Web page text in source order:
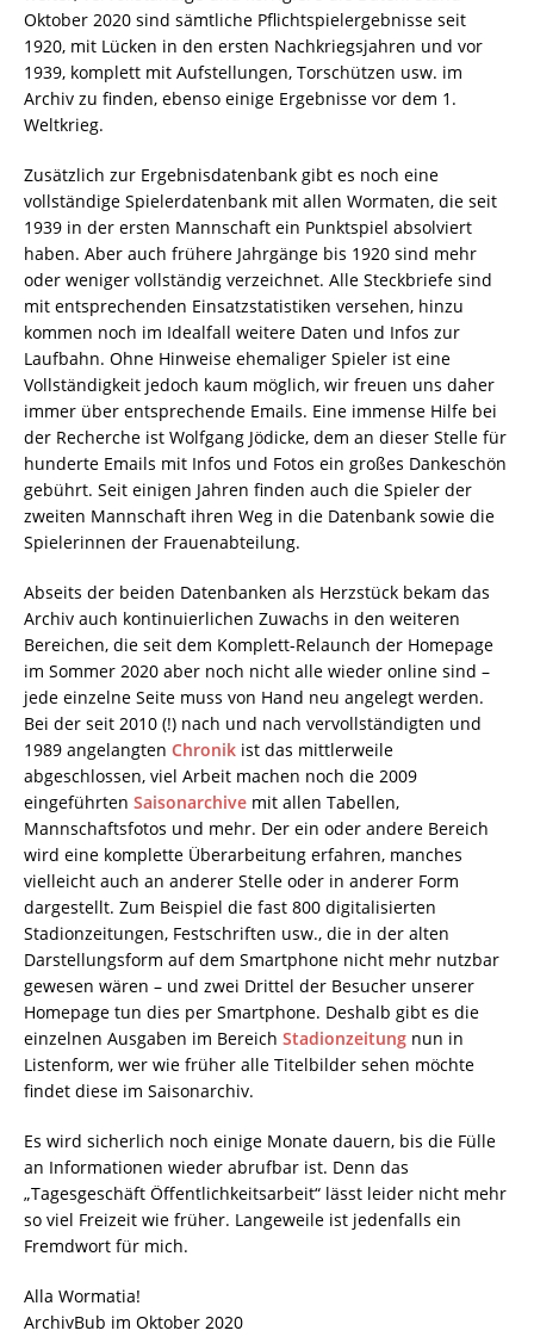
Oktober 2020 sind sämtliche Pflichtspielergebnisse seit
1920, mit Lücken in den ersten Nachkriegsjahren und vor
1939, komplett mit Aufstellungen, Torschützen usw. im
Archiv zu finden, ebenso einige Ergebnisse vor dem 1.
Weltkrieg.
Zusätzlich zur Ergebnisdatenbank gibt es noch eine
vollständige Spielerdatenbank mit allen Wormaten, die seit
1939 in der ersten Mannschaft ein Punktspiel absolviert
haben. Aber auch frühere Jahrgänge bis 1920 sind mehr
oder weniger vollständig verzeichnet. Alle Steckbriefe sind
mit entsprechenden Einsatzstatistiken versehen, hinzu
kommen noch im Idealfall weitere Daten und Infos zur
Laufbahn. Ohne Hinweise ehemaliger Spieler ist eine
Vollständigkeit jedoch kaum möglich, wir freuen uns daher
immer über entsprechende Emails. Eine immense Hilfe bei
der Recherche ist Wolfgang Jödicke, dem an dieser Stelle für
hunderte Emails mit Infos und Fotos ein großes Dankeschön
gebührt. Seit einigen Jahren finden auch die Spieler der
zweiten Mannschaft ihren Weg in die Datenbank sowie die
Spielerinnen der Frauenabteilung.
Abseits der beiden Datenbanken als Herzstück bekam das
Archiv auch kontinuierlichen Zuwachs in den weiteren
Bereichen, die seit dem Komplett-Relaunch der Homepage
im Sommer 2020 aber noch nicht alle wieder online sind –
jede einzelne Seite muss von Hand neu angelegt werden.
Bei der seit 2010 (!) nach und nach vervollständigten und
1989 angelangten Chronik ist das mittlerweile
abgeschlossen, viel Arbeit machen noch die 2009
eingeführten Saisonarchive mit allen Tabellen,
Mannschaftsfotos und mehr. Der ein oder andere Bereich
wird eine komplette Überarbeitung erfahren, manches
vielleicht auch an anderer Stelle oder in anderer Form
dargestellt. Zum Beispiel die fast 800 digitalisierten
Stadionzeitungen, Festschriften usw., die in der alten
Darstellungsform auf dem Smartphone nicht mehr nutzbar
gewesen wären – und zwei Drittel der Besucher unserer
Homepage tun dies per Smartphone. Deshalb gibt es die
einzelnen Ausgaben im Bereich Stadionzeitung nun in
Listenform, wer wie früher alle Titelbilder sehen möchte
findet diese im Saisonarchiv.
Es wird sicherlich noch einige Monate dauern, bis die Fülle
an Informationen wieder abrufbar ist. Denn das
„Tagesgeschäft Öffentlichkeitsarbeit“ lässt leider nicht mehr
so viel Freizeit wie früher. Langeweile ist jedenfalls ein
Fremdwort für mich.
Alla Wormatia!
ArchivBub im Oktober 2020